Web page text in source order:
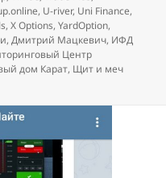
, U-river, Uni Finance,
,X Options,YardOption,
,Дмитрий Мацкевич, ИФД
Центр
дом Карат, Щит и меч